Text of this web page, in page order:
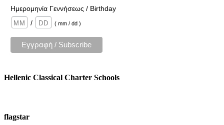
Ημερομηνία Γεννήσεως / Birthday
/
( mm / dd )
Hellenic Classical Charter Schools
flagstar